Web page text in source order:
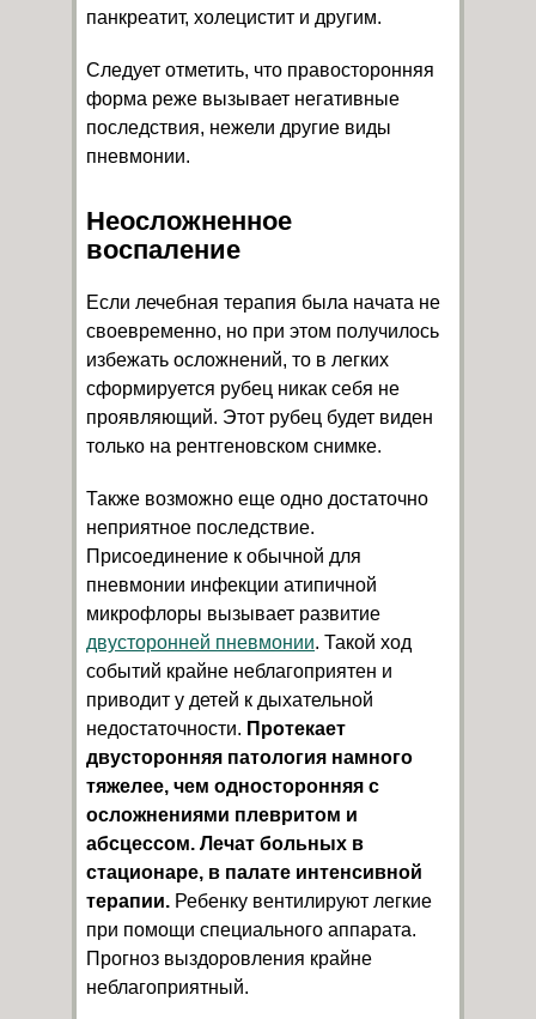
панкреатит, холецистит и другим.
Следует отметить, что правосторонняя
форма реже вызывает негативные
последствия, нежели другие виды
пневмонии.
Неосложненное
воспаление
Если лечебная терапия была начата не
своевременно, но при этом получилось
избежать осложнений, то в легких
сформируется рубец никак себя не
проявляющий. Этот рубец будет виден
только на рентгеновском снимке.
Также возможно еще одно достаточно
неприятное последствие.
Присоединение к обычной для
пневмонии инфекции атипичной
микрофлоры вызывает развитие
двусторонней пневмонии. Такой ход
событий крайне неблагоприятен и
приводит у детей к дыхательной
недостаточности. Протекает
двусторонняя патология намного
тяжелее, чем односторонняя с
осложнениями плевритом и
абсцессом. Лечат больных в
стационаре, в палате интенсивной
терапии. Ребенку вентилируют легкие
при помощи специального аппарата.
Прогноз выздоровления крайне
неблагоприятный.